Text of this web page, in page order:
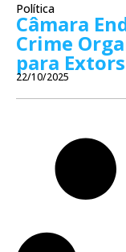
Política
Câmara
Crime
para
22/10/2025